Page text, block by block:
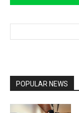
POPULAR NEWS